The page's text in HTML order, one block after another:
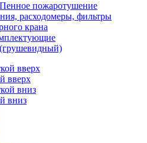
Пенное пожаротушение
расходомеры, фильтры
крана
вверх
вниз